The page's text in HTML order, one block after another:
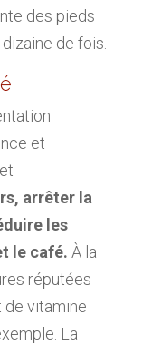
des pieds
de fois.
et
arrêter la
les
le café. À la
réputées
de vitamine
La